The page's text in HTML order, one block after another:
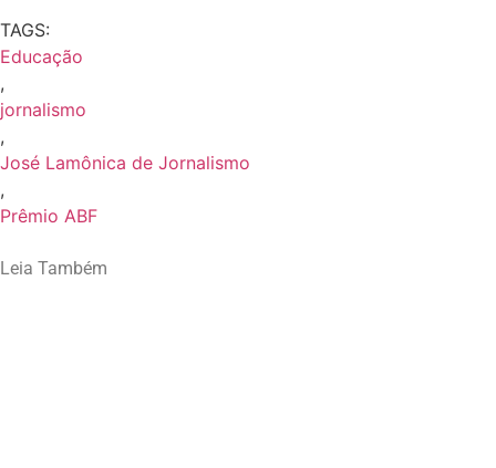
TAGS:
Educação
,
jornalismo
,
José Lamônica de Jornalismo
,
Prêmio ABF
Leia Também